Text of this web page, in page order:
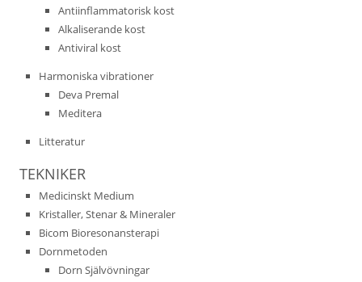
Antiinflammatorisk kost
Alkaliserande kost
Antiviral kost
Harmoniska vibrationer
Deva Premal
Meditera
Litteratur
TEKNIKER
Medicinskt Medium
Kristaller, Stenar & Mineraler
Bicom Bioresonansterapi
Dornmetoden
Dorn Självövningar